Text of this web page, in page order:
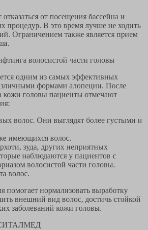
от посещения бассейна и
процедур. В это время лучше не ходить
Ограничением также является прием
волосистой части головы
одним из самых эффективных
формами алопеции. После
кожи головы пациенты отмечают
волос. Они выглядят более густыми и
имеющихся волос.
зуда, других неприятных
наблюдаются у пациентов с
волосистой части головы.
волос.
помогает нормализовать выработку
внешний вид волос, достичь стойкой
заболеваний кожи головы.